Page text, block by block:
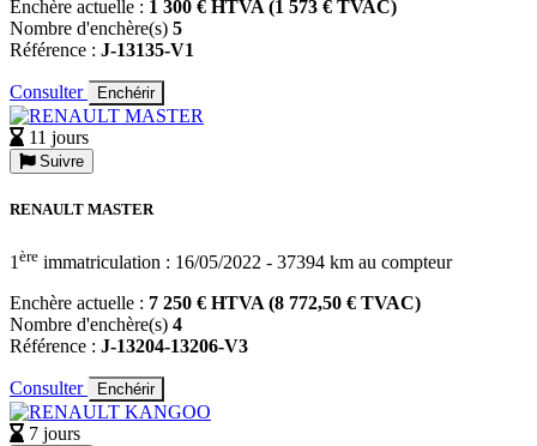
Enchère actuelle : 1 300 € HTVA (1 573 € TVAC)
Nombre d'enchère(s) 5
Référence : J-13135-V1
Consulter Enchérir
11 jours
Suivre
RENAULT MASTER
1 ère immatriculation : 16/05/2022 - 37394 km au compteur
Enchère actuelle : 7 250 € HTVA (8 772,50 € TVAC)
Nombre d'enchère(s) 4
Référence : J-13204-13206-V3
Consulter Enchérir
7 jours